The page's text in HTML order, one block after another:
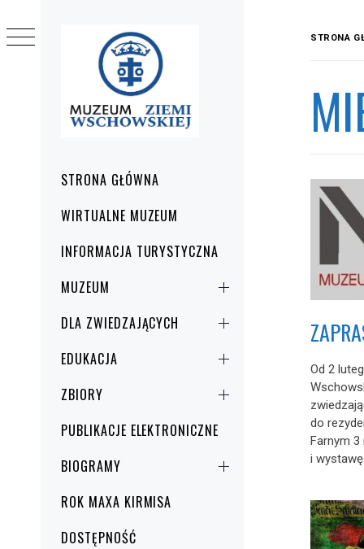
główneSTRONA GŁÓWNA
WIRTUALNE MUZEUM
INFORMACJA TURYSTYCZNA
MUZEUM
DLA ZWIEDZAJĄCYCH
EDUKACJA
ZBIORY
PUBLIKACJE ELEKTRONICZNE
BIOGRAMY
ROK MAXA KIRMISA
DOSTĘPNOŚĆ
STRONA
Od 2
do
Farnym 3
i wystawę